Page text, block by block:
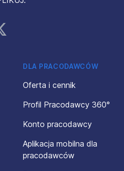
DLA PRACODAWCÓW
Oferta i cennik
Profil Pracodawcy 360°
Konto pracodawcy
Aplikacja mobilna dla
pracodawców